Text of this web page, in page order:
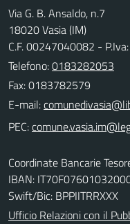
Via G. B. Ansaldo, n.7
18020 Vasia (IM)
C.F. 00247040082 -
Telefono:0183282053
Fax: 0183782579
E-mail:
PEC:
Coordinate Bancarie
IBAN:
Swift/Bic: BPPIITRRXXX
Ufficio Relazioni con il